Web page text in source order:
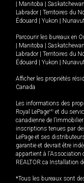
Manitoba Saskatchewan
Labrador
Territoires du
Édouard
Yukon
Parcourir les bureaux en
Manitoba Saskatchewan
Labrador
Territoires du
Édouard
Yukon
Afficher les propriétés
Canada
Les informations des
Royal LePageMD et du
canadienne de
inscriptions tenues par
LePage et ses
garantie et devrait être
appartient à l'Association
REALTOR.ca Installation
*Tous les bureaux sont